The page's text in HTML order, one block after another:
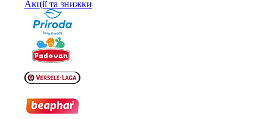
Акції та знижки